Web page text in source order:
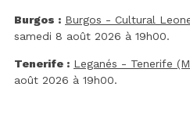
Burgos : Burgos - Cultural
samedi 8 août 2026 à 19h00.
Tenerife : Leganés - Tenerife
août 2026 à 19h00.